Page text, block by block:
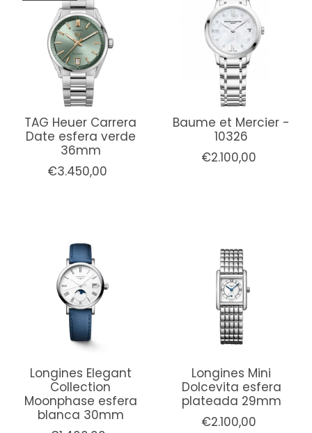
TAG Heuer Carrera
Date esfera verde
36mm
€3.450,00
Baume et Mercier -
10326
€2.100,00
Longines Elegant
Collection
Moonphase esfera
blanca 30mm
Longines Mini
Dolcevita esfera
plateada 29mm
€2.100,00